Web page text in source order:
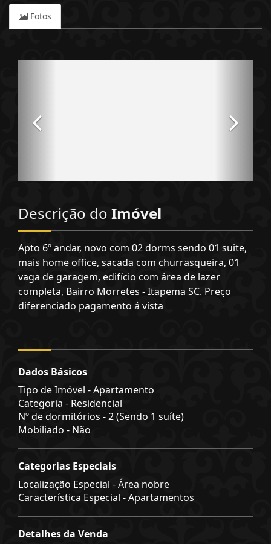
Fotos
Descrição do Imóvel
Apto 6º andar, novo com 02 dorms sendo 01 suite,
mais home office, sacada com churrasqueira, 01
vaga de garagem, edifício com área de lazer
completa, Bairro Morretes - Itapema SC. Preço
diferenciado pagamento á vista
Dados Básicos
Tipo de Imóvel - Apartamento
Categoria - Residencial
Nº de dormitórios - 2 (Sendo 1 suíte)
Mobiliado - Não
Categorias Especiais
Localização Especial - Área nobre
Característica Especial - Apartamentos
Detalhes da Venda